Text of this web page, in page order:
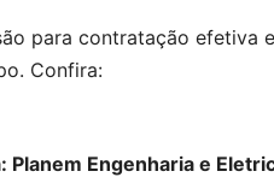
para contratação efetiva
Confira:
Planem Engenharia e